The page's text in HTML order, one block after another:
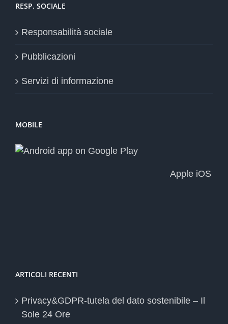
RESP. SOCIALE
Responsabilità sociale
Pubblicazioni
Servizi di informazione
MOBILE
Apple iOS
ARTICOLI RECENTI
Privacy&GDPR-tutela del dato sostenibile – Il
Sole 24 Ore